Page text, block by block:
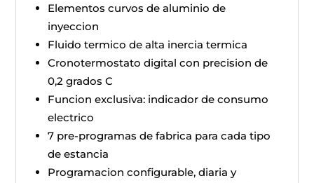
Elementos curvos de aluminio de
inyeccion
Fluido termico de alta inercia termica
Cronotermostato digital con precision de
0,2 grados C
Funcion exclusiva: indicador de consumo
electrico
7 pre-programas de fabrica para cada tipo
de estancia
Programacion configurable, diaria y